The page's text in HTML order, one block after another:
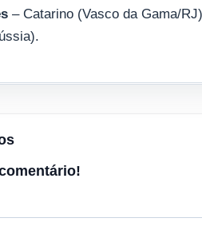
– Catarino (Vasco da Gama/